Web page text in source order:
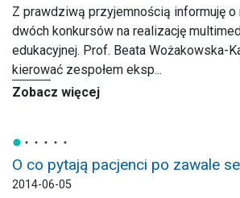
Z prawdziwą przyjemnością informuję
dwóch konkursów na realizację
edukacyjnej. Prof. Beata Wożakowska-
kierować zespołem eksp...
Zobacz więcej
O co pytają pacjenci po zawale
2014-06-05